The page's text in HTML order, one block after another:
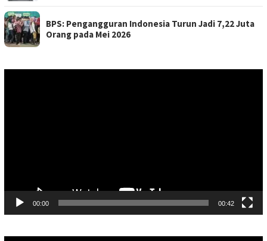
BPS: Pengangguran Indonesia Turun Jadi 7,22 Juta
Orang pada Mei 2026
00:00 00:42